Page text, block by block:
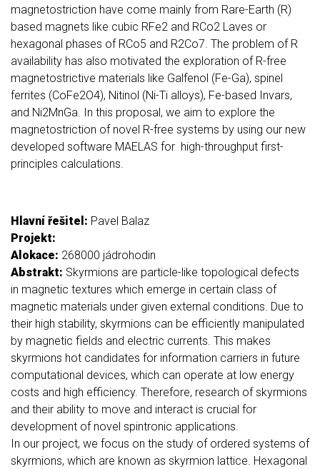
magnetostriction have come mainly from Rare-Earth (R)
based magnets like cubic RFe2 and RCo2 Laves or
hexagonal phases of RCo5 and R2Co7. The problem of R
availability has also motivated the exploration of R-free
magnetostrictive materials like Galfenol (Fe-Ga), spinel
ferrites (CoFe2O4), Nitinol (Ni-Ti alloys), Fe-based Invars,
and Ni2MnGa. In this proposal, we aim to explore the
magnetostriction of novel R-free systems by using our new
developed software MAELAS for high-throughput first-
principles calculations.
Hlavní řešitel: Pavel Balaz
Projekt:
Alokace: 268000 jádrohodin
Abstrakt: Skyrmions are particle-like topological defects
in magnetic textures which emerge in certain class of
magnetic materials under given external conditions. Due to
their high stability, skyrmions can be efficiently manipulated
by magnetic fields and electric currents. This makes
skyrmions hot candidates for information carriers in future
computational devices, which can operate at low energy
costs and high efficiency. Therefore, research of skyrmions
and their ability to move and interact is crucial for
development of novel spintronic applications.
In our project, we focus on the study of ordered systems of
skyrmions, which are known as skyrmion lattice. Hexagonal